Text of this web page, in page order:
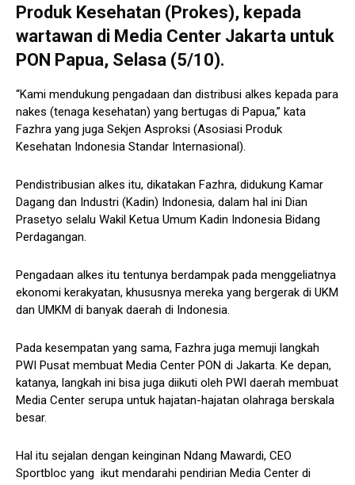
Produk Kesehatan (Prokes), kepada
wartawan di Media Center Jakarta untuk
PON Papua, Selasa (5/10).
“Kami mendukung pengadaan dan distribusi alkes kepada para
nakes (tenaga kesehatan) yang bertugas di Papua,” kata
Fazhra yang juga Sekjen Asproksi (Asosiasi Produk
Kesehatan Indonesia Standar Internasional).
Pendistribusian alkes itu, dikatakan Fazhra, didukung Kamar
Dagang dan Industri (Kadin) Indonesia, dalam hal ini Dian
Prasetyo selalu Wakil Ketua Umum Kadin Indonesia Bidang
Perdagangan.
Pengadaan alkes itu tentunya berdampak pada menggeliatnya
ekonomi kerakyatan, khususnya mereka yang bergerak di UKM
dan UMKM di banyak daerah di Indonesia.
Pada kesempatan yang sama, Fazhra juga memuji langkah
PWI Pusat membuat Media Center PON di Jakarta. Ke depan,
katanya, langkah ini bisa juga diikuti oleh PWI daerah membuat
Media Center serupa untuk hajatan-hajatan olahraga berskala
besar.
Hal itu sejalan dengan keinginan Ndang Mawardi, CEO
Sportbloc yang ikut mendarahi pendirian Media Center di